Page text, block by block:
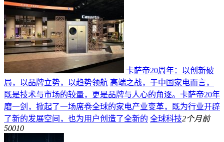
卡萨帝20周年：以创新破
局，以品牌立势，以趋势领航 高端之战，于中国家电而言，
既是技术与市场的较量，更是品牌与人心的角逐。卡萨帝20年
磨一剑，掀起了一场席卷全球的家电产业变革，既为行业开辟
了新的发展空间，也为用户创造了全新的 全球科技2个月前
50010